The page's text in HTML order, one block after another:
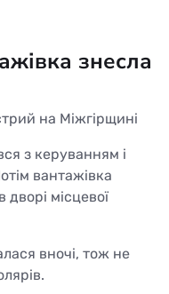
знесла
на Міжгірщині
з керуванням і
вантажівка
місцевої
вночі, тож не